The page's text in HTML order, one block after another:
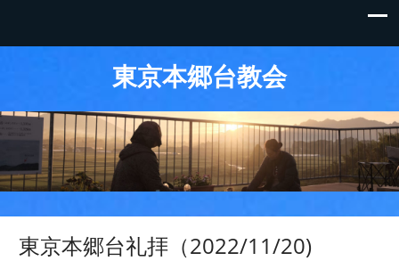
東京本郷台教会
東京本郷台礼拝（2022/11/20)